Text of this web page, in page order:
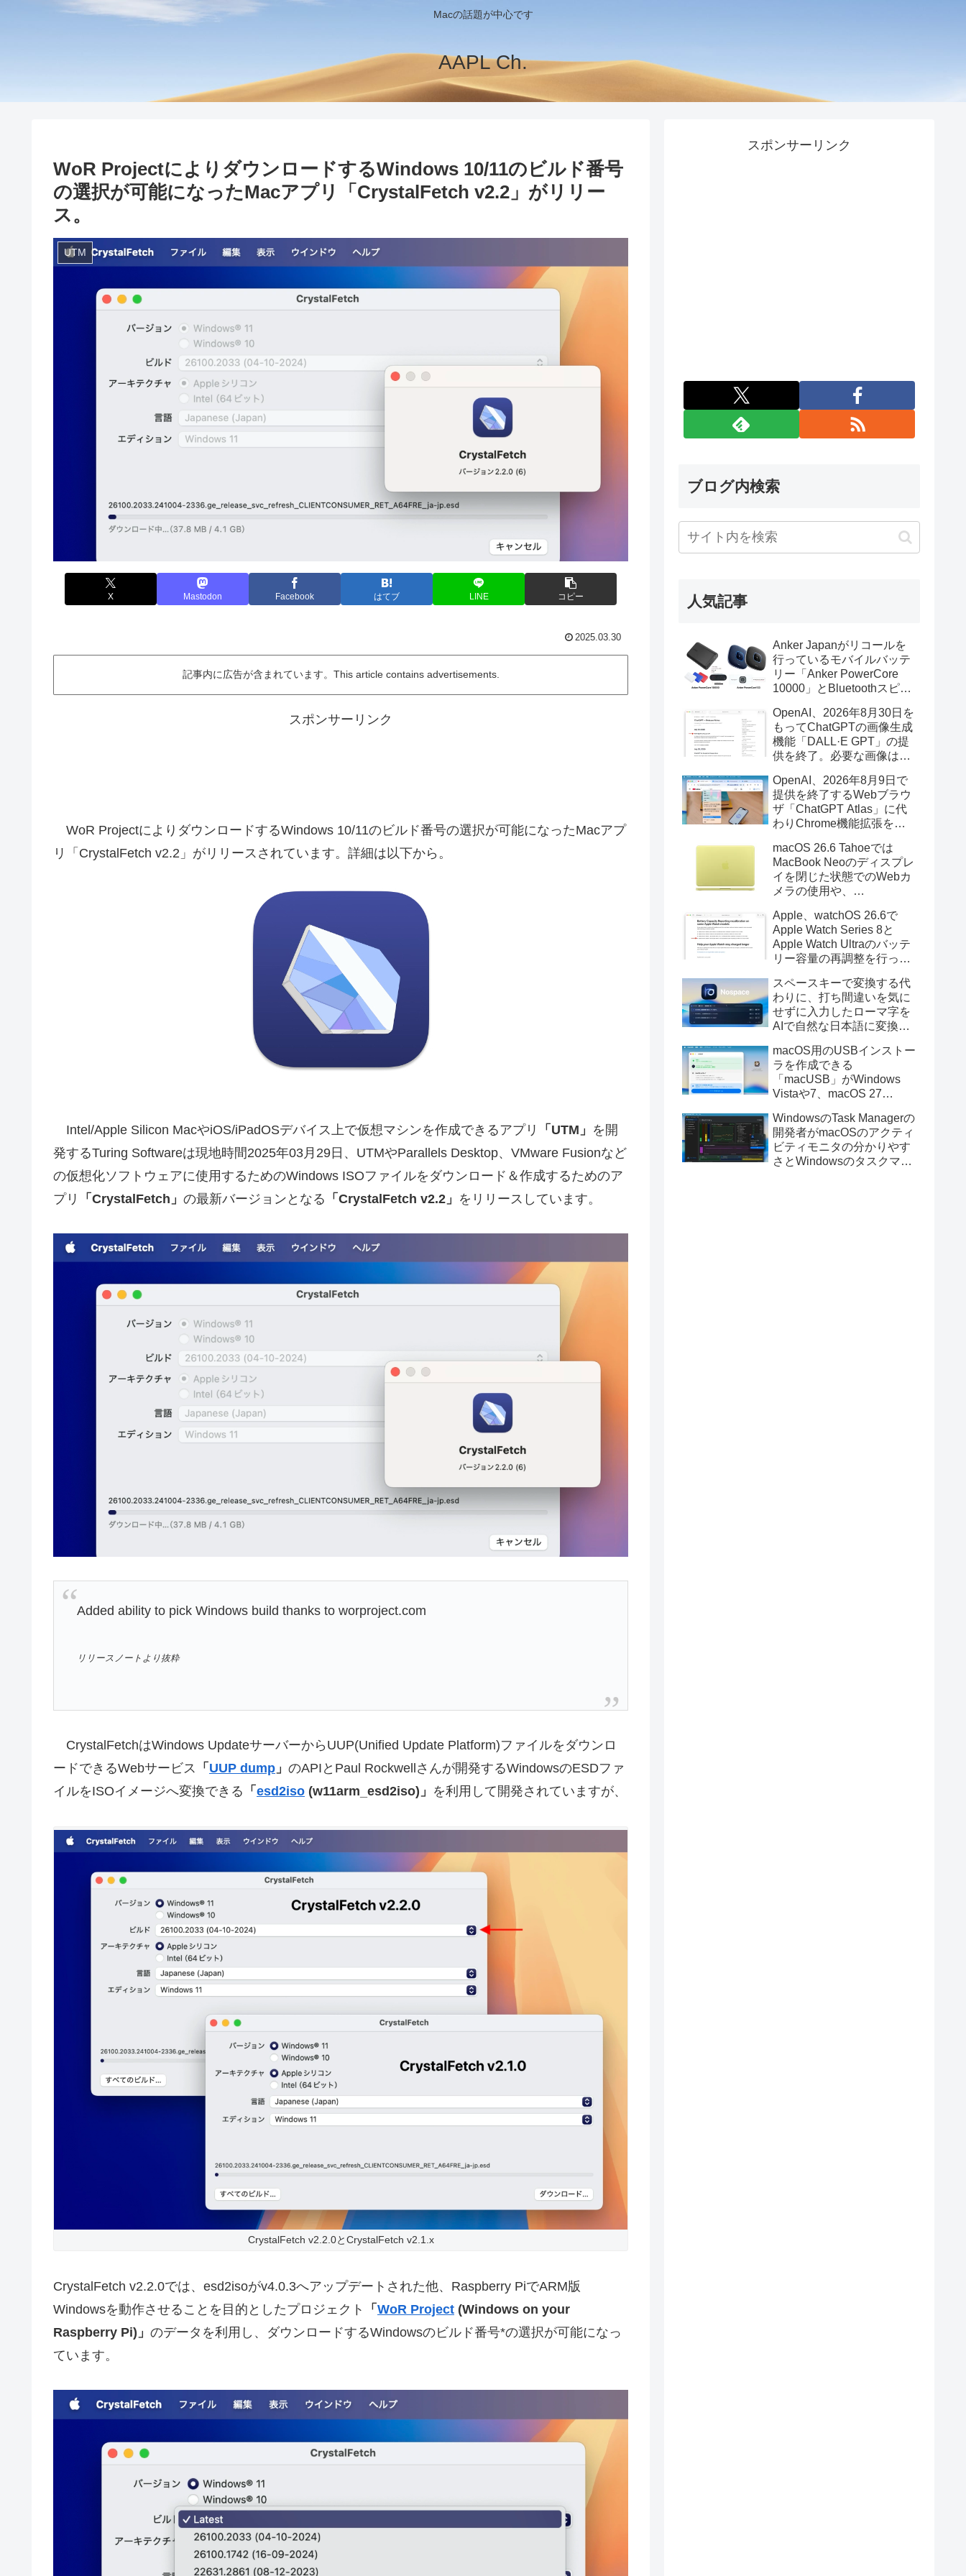
Macの話題が中心です
AAPL Ch.
WoR ProjectによりダウンロードするWindows 10/11のビルド番号
の選択が可能になったMacアプリ「CrystalFetch v2.2」がリリー
ス。
UTM
X Mastodon Facebook はてブ LINE コピー
2025.03.30
記事内に広告が含まれています。This article contains advertisements.
スポンサーリンク
WoR ProjectによりダウンロードするWindows 10/11のビルド番号の選択が可能になったMacアプ
リ「CrystalFetch v2.2」がリリースされています。詳細は以下から。
Intel/Apple Silicon MacやiOS/iPadOSデバイス上で仮想マシンを作成できるアプリ 「UTM」 を開
発するTuring Softwareは現地時間2025年03月29日、UTMやParallels Desktop、VMware Fusionなど
の仮想化ソフトウェアに使用するためのWindows ISOファイルをダウンロード＆作成するためのア
プリ
「CrystalFetch」 の最新バージョンとなる 「CrystalFetch v2.2」 をリリースしています。
Added ability to pick Windows build thanks to worproject.com
リリースノートより抜粋
CrystalFetchはWindows UpdateサーバーからUUP(Unified Update Platform)ファイルをダウンロ
ードできるWebサービス 「 UUP dump 」 のAPIとPaul Rockwellさんが開発するWindowsのESDファ
イルをISOイメージへ変換できる 「 esd2iso (w11arm_esd2iso)」 を利用して開発されていますが、
CrystalFetch v2.2.0とCrystalFetch v2.1.x
CrystalFetch v2.2.0では、esd2isoがv4.0.3へアップデートされた他、Raspberry PiでARM版
Windowsを動作させることを目的としたプロジェクト
「 WoR Project (Windows on your
Raspberry Pi)」 のデータを利用し、ダウンロードするWindowsのビルド番号*の選択が可能になっ
ています。
スポンサーリンク
ブログ内検索
人気記事
Anker Japanがリコールを
行っているモバイルバッテ
リー「Anker PowerCore
10000」とBluetoothスピー
辺を焼損する火災が6月に3
件発生していたそうなので
注意を。
OpenAI、2026年8月30日を
もってChatGPTの画像生成
機能「DALL·E GPT」の提
供を終了。必要な画像は期
OpenAI、2026年8月9日で
提供を終了するWebブラウ
ザ「ChatGPT Atlas」に代
わりChrome機能拡張をア
画の質問やAsk ChatGPT機
能を追加。
macOS 26.6 Tahoeでは
MacBook Neoのディスプレ
イを閉じた状態でのWebカ
メラの使用や、
利用しMacBook Neoを復元
する際の安定性が向上。
Apple、watchOS 26.6で
Apple Watch Series 8と
Apple Watch Ultraのバッテ
リー容量の再調整を行った
スペースキーで変換する代
わりに、打ち間違いを気に
せずに入力したローマ字を
AIで自然な日本語に変換し
力アプリ「Nospace」がリ
リース。
macOS用のUSBインストー
ラを作成できる
「macUSB」がWindows
Vistaや7、macOS 27
トーラの作成に対応。
WindowsのTask Managerの
開発者がmacOSのアクティ
ビティモニタの分かりやす
さとWindowsのタスクマネ